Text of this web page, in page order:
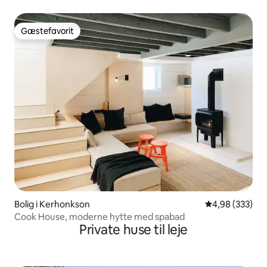
Gæstefavorit
Gæstefavorit
Bolig i Kerhonkson 4,98 ud af 5 i
4,98 (333)
Cook House, moderne hytte med spabad
Private huse til leje